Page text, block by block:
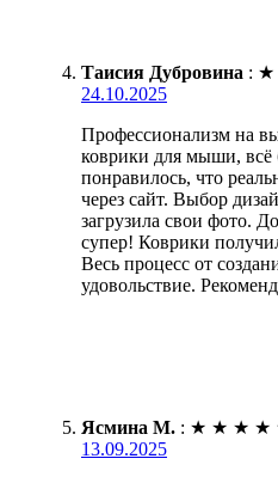
Таисия Дубровина : ★
24.10.2025
Профессионализм на
коврики для мыши, всё
понравилось, что
через сайт. Выбор
загрузила свои фото.
супер! Коврики
Весь процесс от
удовольствие.
Ясмина М. : ★ ★ ★ ★
13.09.2025